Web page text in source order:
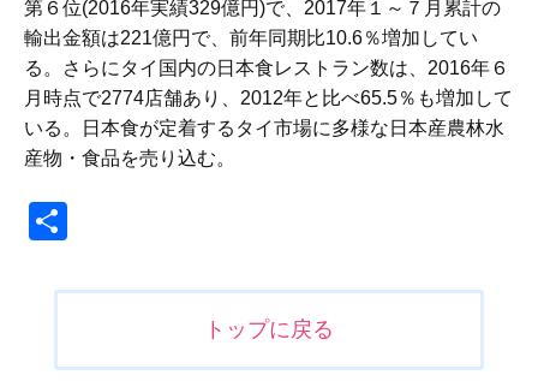
第６位(2016年実績329億円)で、2017年１～７月累計の
輸出金額は221億円で、前年同期比10.6％増加してい
る。さらにタイ国内の日本食レストラン数は、2016年６
月時点で2774店舗あり、2012年と比べ65.5％も増加して
いる。日本食が定着するタイ市場に多様な日本産農林水
産物・食品を売り込む。
トップに戻る